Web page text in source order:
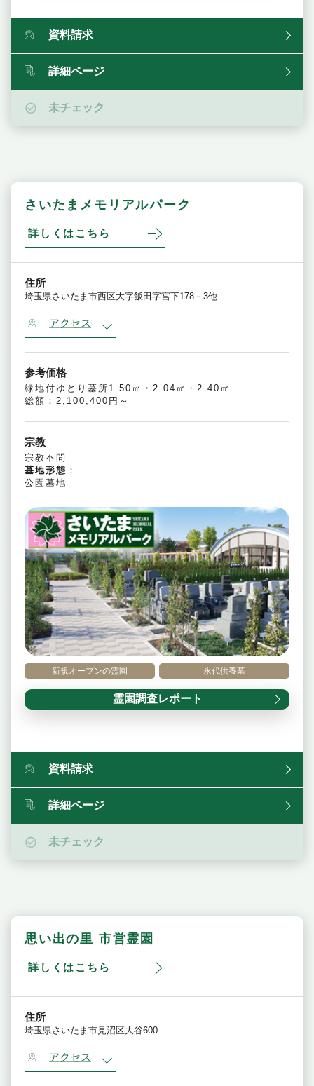
資料請求
詳細ページ
未チェック
さいたまメモリアルパーク
詳しくはこちら
新規オープンの霊園 永代供養墓
霊園調査レポート
住所
埼玉県さいたま市西区大字飯田字宮下178－3他
アクセス
参考価格
緑地付ゆとり墓所1.50㎡・2.04㎡・2.40㎡
総額：2,100,400円～
宗教
宗教不問
墓地形態 ：
公園墓地
資料請求
詳細ページ
未チェック
思い出の里 市営霊園
詳しくはこちら
住所
埼玉県さいたま市見沼区大谷600
アクセス